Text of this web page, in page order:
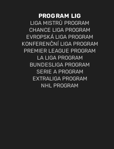
PROGRAM LIG
LIGA MISTRŮ PROGRAM
CHANCE LIGA PROGRAM
EVROPSKÁ LIGA PROGRAM
KONFERENČNÍ LIGA PROGRAM
PREMIER LEAGUE PROGRAM
LA LIGA PROGRAM
BUNDESLIGA PROGRAM
SERIE A PROGRAM
EXTRALIGA PROGRAM
NHL PROGRAM